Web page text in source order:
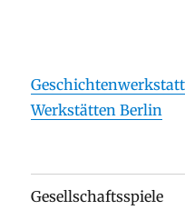
Werkstätten Berlin
Gesellschaftsspiele